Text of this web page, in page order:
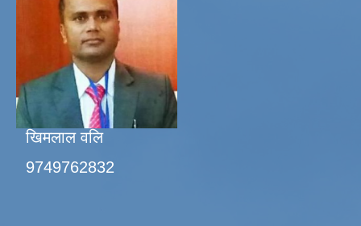
खिमलाल वलि
9749762832